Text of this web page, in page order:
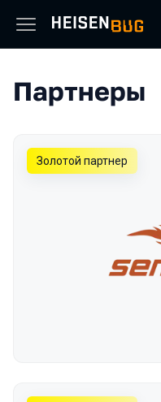
Партнеры
Золотой партнер